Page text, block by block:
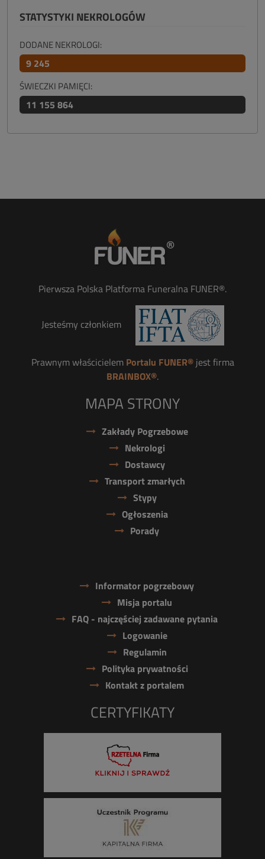
STATYSTYKI NEKROLOGÓW
DODANE NEKROLOGI:
9 245
ŚWIECZKI PAMIĘCI:
11 155 864
Pierwsza Polska Platforma Funeralna FUNER®.
Jesteśmy członkiem
Prawnym właścicielem Portalu FUNER®jest firma
BRAINBOX®.
MAPA STRONY
Zakłady Pogrzebowe
Nekrologi
Dostawcy
Transport zmarłych
Stypy
Ogłoszenia
Porady
Informator pogrzebowy
Misja portalu
FAQ - najczęściej zadawane pytania
Logowanie
Regulamin
Polityka prywatności
Kontakt z portalem
CERTYFIKATY